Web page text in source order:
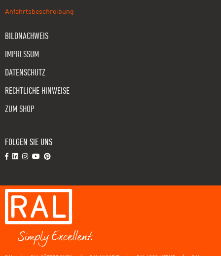
Anfahrtsbeschreibung
BILDNACHWEIS
IMPRESSUM
DATENSCHUTZ
RECHTLICHE HINWEISE
ZUM SHOP
FOLGEN SIE UNS